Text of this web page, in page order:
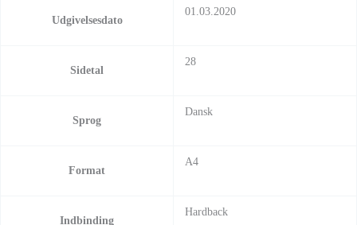
Udgivelsesdato
01.03.2020
Sidetal
28
Sprog
Dansk
Format
A4
Indbinding
Hardback